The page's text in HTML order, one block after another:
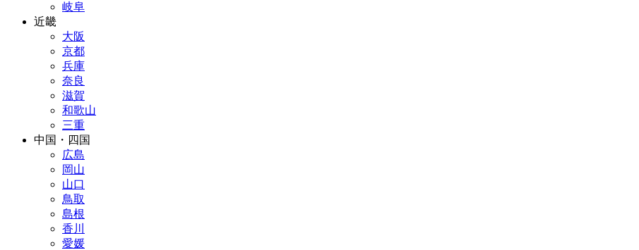
岐阜
近畿
大阪
京都
兵庫
奈良
滋賀
和歌山
三重
中国・四国
広島
岡山
山口
鳥取
島根
香川
愛媛